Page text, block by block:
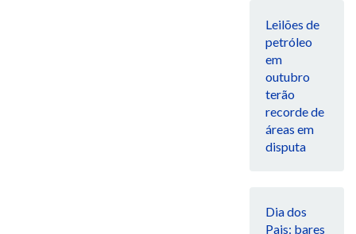
Leilões de
petróleo
em
outubro
terão
recorde de
áreas em
disputa
Dia dos
Pais: bares